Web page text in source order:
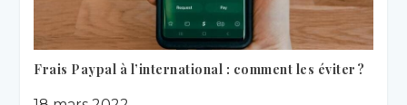
Frais Paypal à l’international : comment les éviter ?